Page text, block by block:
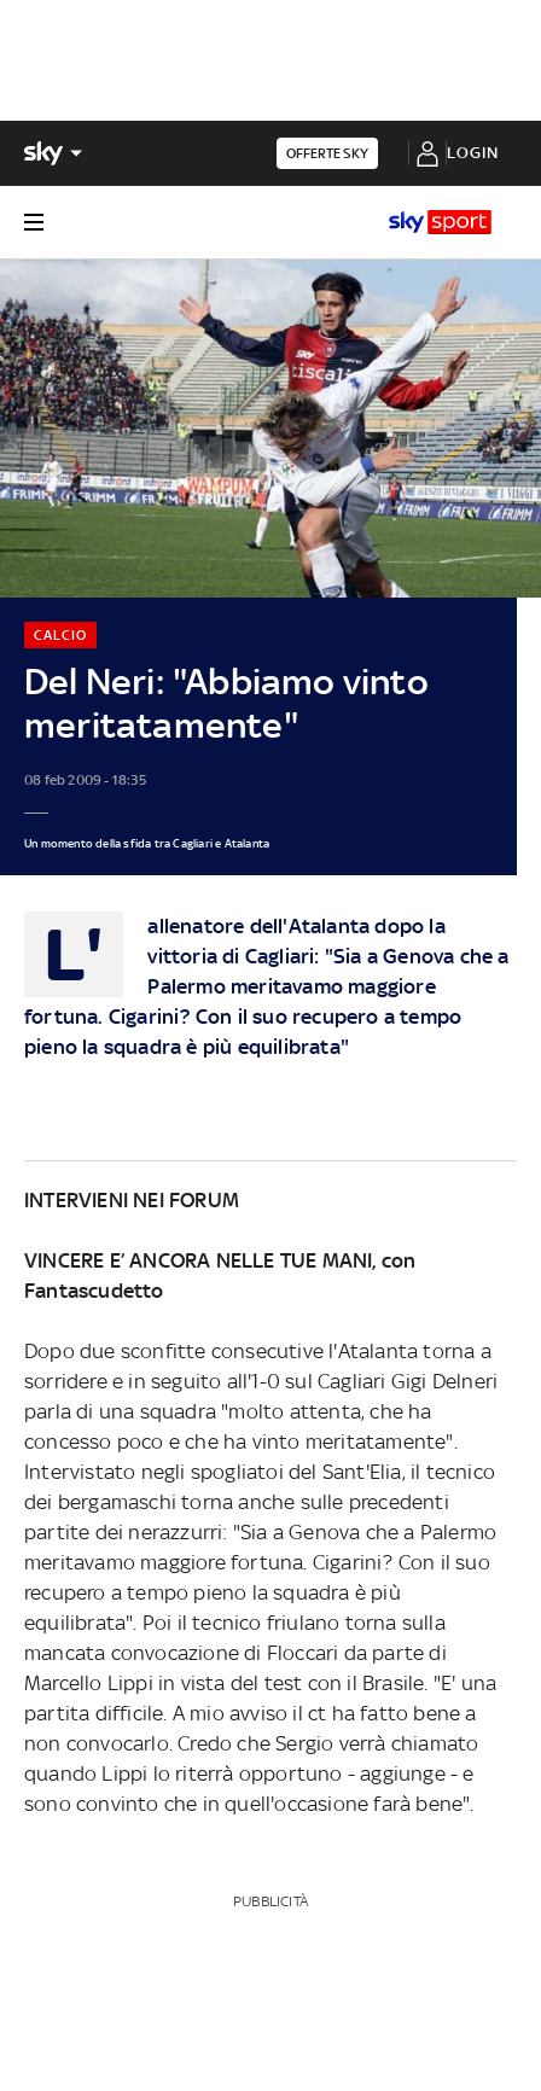
OFFERTE SKY LOGIN
Del Neri: "Abbiamo vinto
meritatamente"
CALCIO
08 feb 2009 - 18:35
Un momento della sfida tra Cagliari e Atalanta
L'
allenatore dell'Atalanta dopo la
vittoria di Cagliari: "Sia a Genova che a
Palermo meritavamo maggiore
fortuna. Cigarini? Con il suo recupero a tempo
pieno la squadra è più equilibrata"
INTERVIENI NEI FORUM
VINCERE E’ ANCORA NELLE TUE MANI, con
Fantascudetto
Dopo due sconfitte consecutive l'Atalanta torna a
sorridere e in seguito all'1-0 sul Cagliari Gigi Delneri
parla di una squadra "molto attenta, che ha
concesso poco e che ha vinto meritatamente".
Intervistato negli spogliatoi del Sant'Elia, il tecnico
dei bergamaschi torna anche sulle precedenti
partite dei nerazzurri: "Sia a Genova che a Palermo
meritavamo maggiore fortuna. Cigarini? Con il suo
recupero a tempo pieno la squadra è più
equilibrata". Poi il tecnico friulano torna sulla
mancata convocazione di Floccari da parte di
Marcello Lippi in vista del test con il Brasile. "E' una
partita difficile. A mio avviso il ct ha fatto bene a
non convocarlo. Credo che Sergio verrà chiamato
quando Lippi lo riterrà opportuno - aggiunge - e
sono convinto che in quell'occasione farà bene".
PUBBLICITÀ